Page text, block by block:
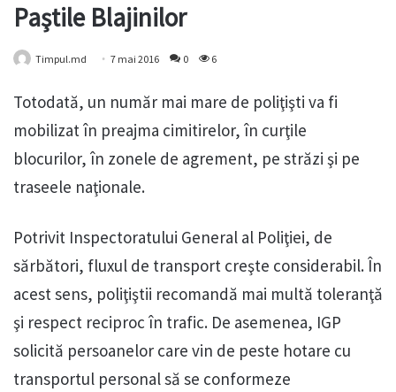
Paştile Blajinilor
Timpul.md 7 mai 2016 0 6
Totodată, un număr mai mare de poliţişti va fi
mobilizat în preajma cimitirelor, în curţile
blocurilor, în zonele de agrement, pe străzi şi pe
traseele naţionale.
Potrivit Inspectoratului General al Poliţiei, de
sărbători, fluxul de transport creşte considerabil. În
acest sens, poliţiştii recomandă mai multă toleranţă
şi respect reciproc în trafic. De asemenea, IGP
solicită persoanelor care vin de peste hotare cu
transportul personal să se conformeze